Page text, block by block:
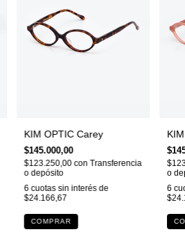
KIM OPTIC Carey
$145.000,00
$123.250,00con Transferencia
o depósito
6 cuotas sin interés de
$24.166,67
o
6